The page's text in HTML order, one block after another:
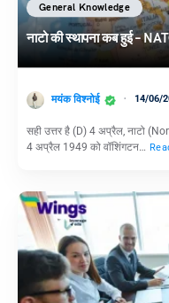
General Knowledge
नाटो की स्थापना कब हुई –
मयंक विश्नोई 14/06/
सही उत्तर है (D) 4 अप्रैल, नाटो
4 अप्रैल 1949 को वॉशिंगटन…